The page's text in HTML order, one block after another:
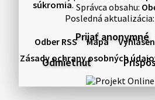
súkromia.
Prijať anonymné
Odmietnuť
31. júla 2026 10:07
31. júla 2026 08:21
Správca obsahu:
Posledná aktualizácia:
Odber RSS
Mapa
Zásady ochrany osobných